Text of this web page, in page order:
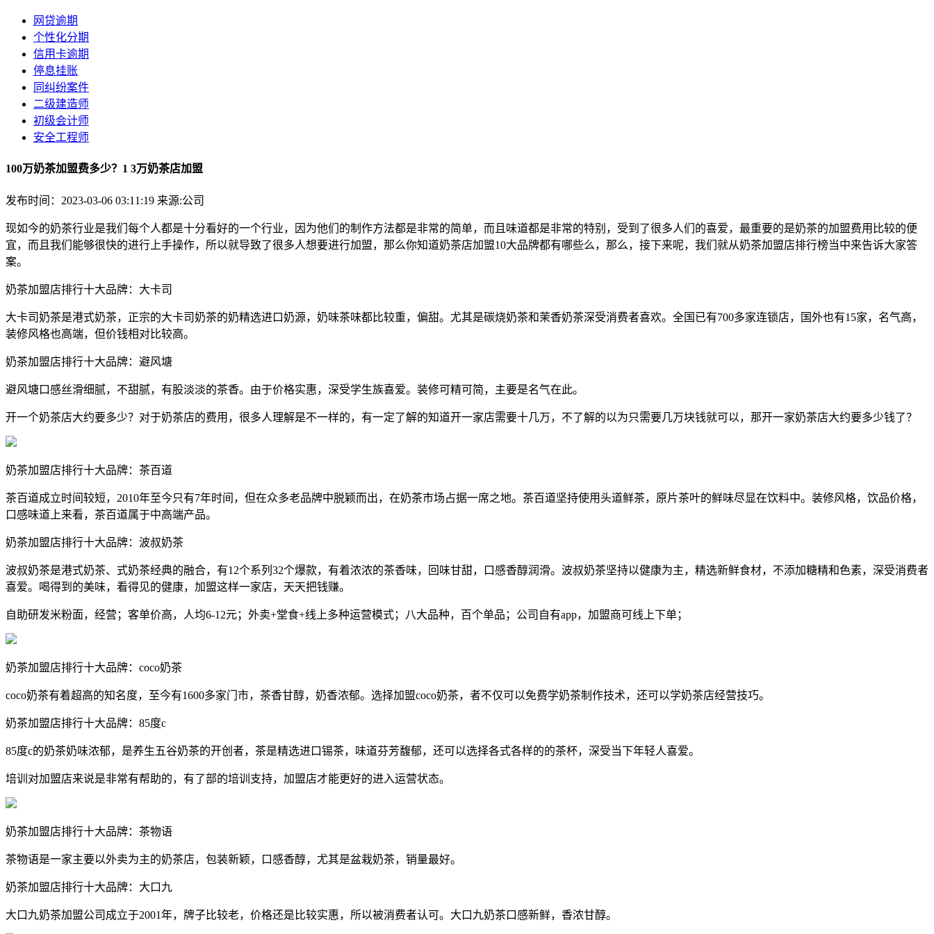
网贷逾期
个性化分期
信用卡逾期
停息挂账
同纠纷案件
二级建造师
初级会计师
安全工程师
100万奶茶加盟费多少？1 3万奶茶店加盟
发布时间：2023-03-06 03:11:19 来源:公司
现如今的奶茶行业是我们每个人都是十分看好的一个行业，因为他们的制作方法都是非常的简单，而且味道都是非常的特别，受到了很多人们的喜爱，最重要的是奶茶的加盟费用比较的便
宜，而且我们能够很快的进行上手操作，所以就导致了很多人想要进行加盟，那么你知道奶茶店加盟10大品牌都有哪些么，那么，接下来呢，我们就从奶茶加盟店排行榜当中来告诉大家答
案。
奶茶加盟店排行十大品牌：大卡司
大卡司奶茶是港式奶茶，正宗的大卡司奶茶的奶精选进口奶源，奶味茶味都比较重，偏甜。尤其是碳烧奶茶和茉香奶茶深受消费者喜欢。全国已有700多家连锁店，国外也有15家，名气高，
装修风格也高端，但价钱相对比较高。
奶茶加盟店排行十大品牌：避风塘
避风塘口感丝滑细腻，不甜腻，有股淡淡的茶香。由于价格实惠，深受学生族喜爱。装修可精可简，主要是名气在此。
开一个奶茶店大约要多少？对于奶茶店的费用，很多人理解是不一样的，有一定了解的知道开一家店需要十几万，不了解的以为只需要几万块钱就可以，那开一家奶茶店大约要多少钱了？
奶茶加盟店排行十大品牌：茶百道
茶百道成立时间较短，2010年至今只有7年时间，但在众多老品牌中脱颖而出，在奶茶市场占据一席之地。茶百道坚持使用头道鲜茶，原片茶叶的鲜味尽显在饮料中。装修风格，饮品价格，
口感味道上来看，茶百道属于中高端产品。
奶茶加盟店排行十大品牌：波叔奶茶
波叔奶茶是港式奶茶、式奶茶经典的融合，有12个系列32个爆款，有着浓浓的茶香味，回味甘甜，口感香醇润滑。波叔奶茶坚持以健康为主，精选新鲜食材，不添加糖精和色素，深受消费者
喜爱。喝得到的美味，看得见的健康，加盟这样一家店，天天把钱赚。
自助研发米粉面，经营；客单价高，人均6-12元；外卖+堂食+线上多种运营模式；八大品种，百个单品；公司自有app，加盟商可线上下单；
奶茶加盟店排行十大品牌：coco奶茶
coco奶茶有着超高的知名度，至今有1600多家门市，茶香甘醇，奶香浓郁。选择加盟coco奶茶，者不仅可以免费学奶茶制作技术，还可以学奶茶店经营技巧。
奶茶加盟店排行十大品牌：85度c
85度c的奶茶奶味浓郁，是养生五谷奶茶的开创者，茶是精选进口锡茶，味道芬芳馥郁，还可以选择各式各样的的茶杯，深受当下年轻人喜爱。
培训对加盟店来说是非常有帮助的，有了部的培训支持，加盟店才能更好的进入运营状态。
奶茶加盟店排行十大品牌：茶物语
茶物语是一家主要以外卖为主的奶茶店，包装新颖，口感香醇，尤其是盆栽奶茶，销量最好。
奶茶加盟店排行十大品牌：大口九
大口九奶茶加盟公司成立于2001年，牌子比较老，价格还是比较实惠，所以被消费者认可。大口九奶茶口感新鲜，香浓甘醇。